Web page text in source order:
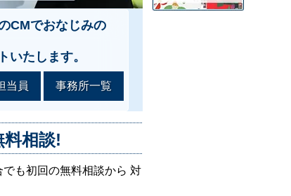
CMでおなじみの
いたします。
当員 事務所一覧
相談!
も初回の無料相談から 対